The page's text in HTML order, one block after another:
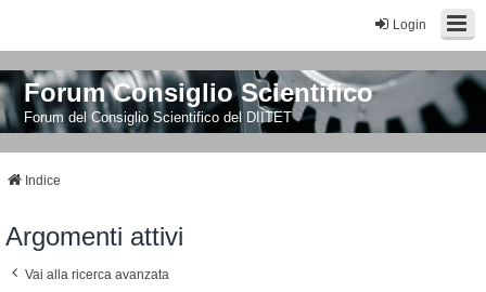
Login
Forum Consiglio Scientifico
Forum del Consiglio Scientifico del DIITET
Indice
Argomenti attivi
Vai alla ricerca avanzata